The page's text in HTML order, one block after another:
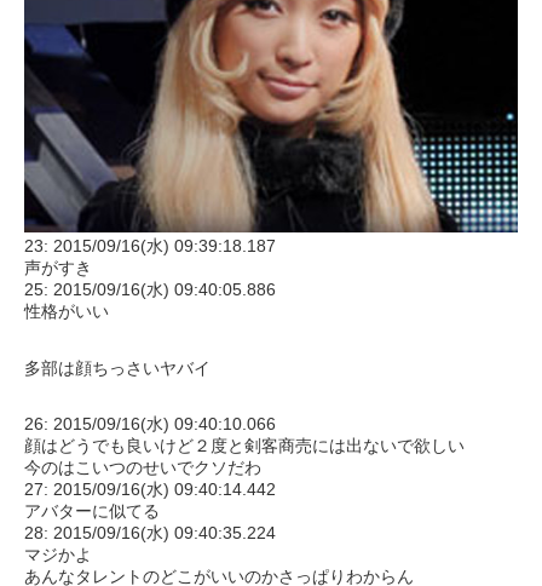
23: 2015/09/16(水) 09:39:18.187
声がすき
25: 2015/09/16(水) 09:40:05.886
性格がいい
多部は顔ちっさいヤバイ
26: 2015/09/16(水) 09:40:10.066
顔はどうでも良いけど２度と剣客商売には出ないで欲しい
今のはこいつのせいでクソだわ
27: 2015/09/16(水) 09:40:14.442
アバターに似てる
28: 2015/09/16(水) 09:40:35.224
マジかよ
あんなタレントのどこがいいのかさっぱりわからん